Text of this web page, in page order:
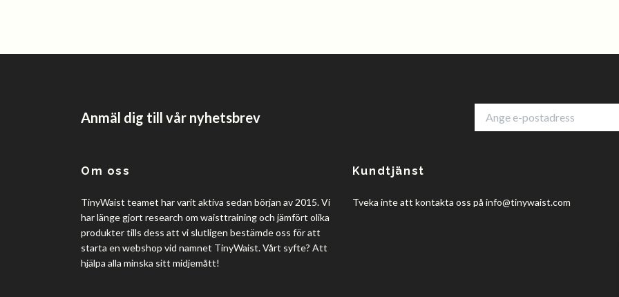
Anmäl dig till vår nyhetsbrev
Om oss
TinyWaist teamet har varit aktiva sedan början av 2015. Vi
har länge gjort research om waisttraining och jämfört olika
produkter tills dess att vi slutligen bestämde oss för att
starta en webshop vid namnet TinyWaist. Vårt syfte? Att
hjälpa alla minska sitt midjemått!
Kundtjänst
Tveka inte att kontakta oss på info@tinywaist.com